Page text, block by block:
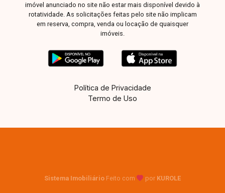
imóvel anunciado no site não estar mais disponível devido à
rotatividade. As solicitações feitas pelo site não implicam
em reserva, compra, venda ou locação de quaisquer
imóveis.
Política de Privacidade
Termo de Uso
Sistema Imobiliário Feito com por KUROLE